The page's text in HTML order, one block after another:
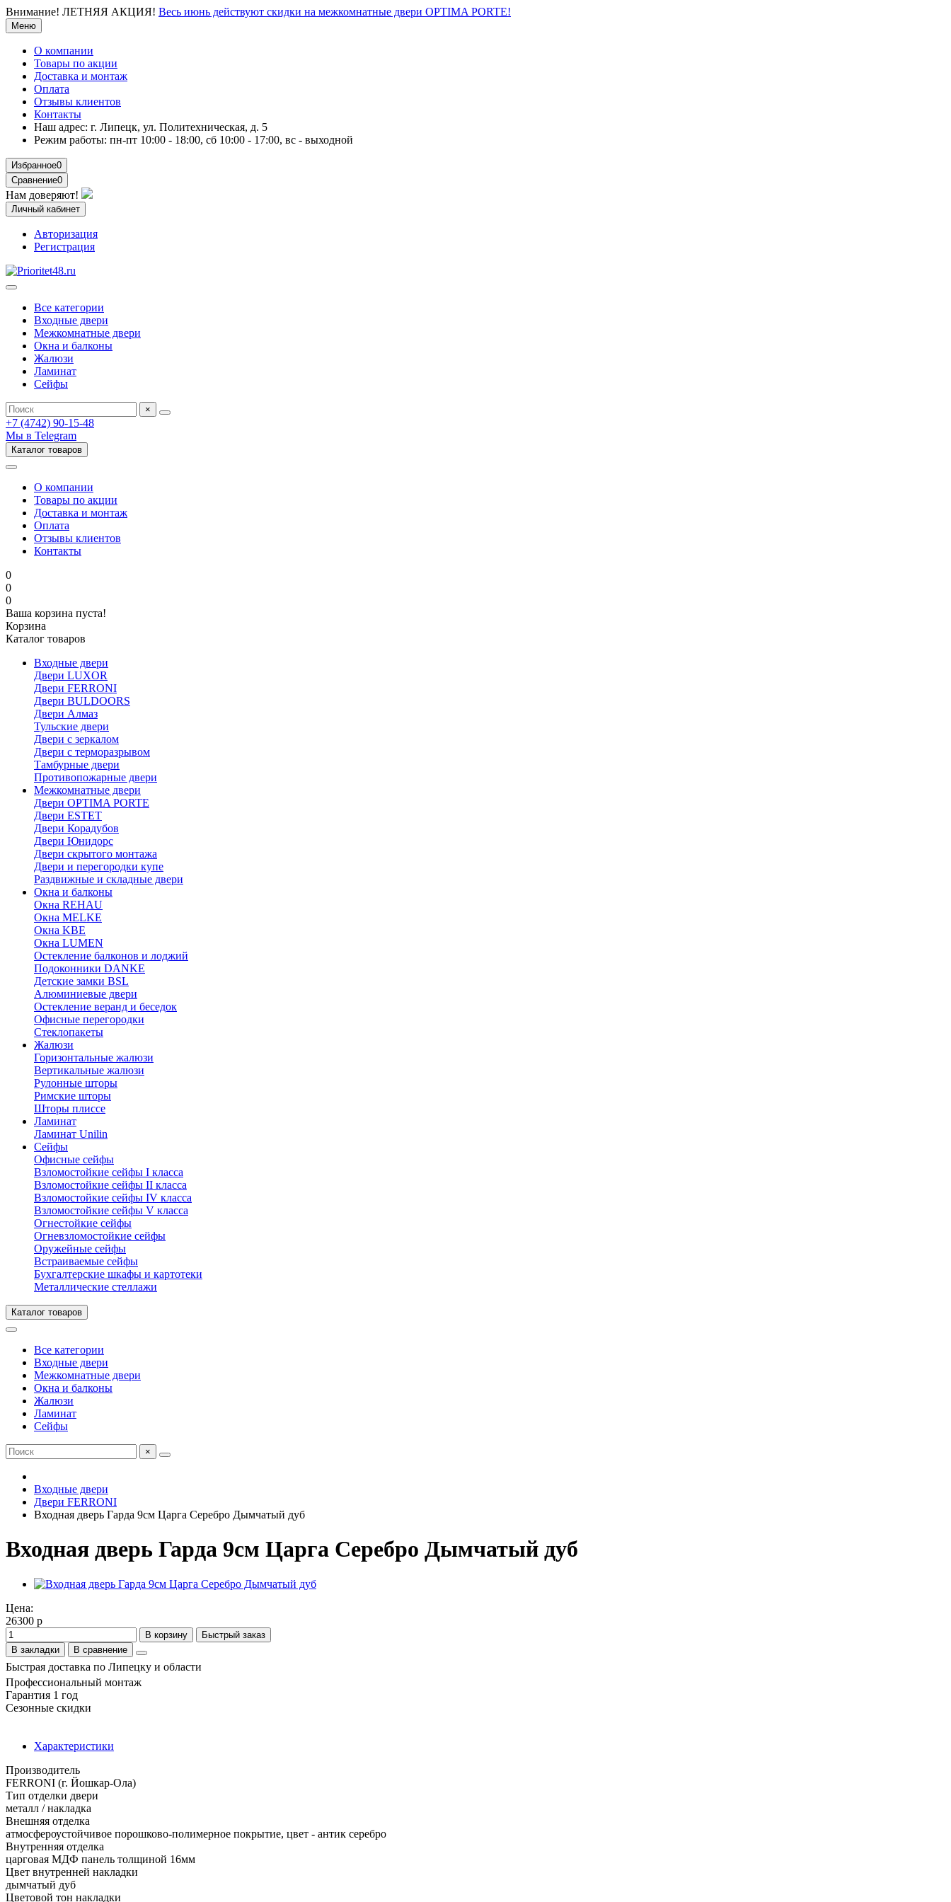
Внимание! ЛЕТНЯЯ АКЦИЯ! Весь июнь действуют скидки на межкомнатные двери OPTIMA PORTE!
Меню
О компании
Товары по акции
Доставка и монтаж
Оплата
Отзывы клиентов
Контакты
Наш адрес: г. Липецк, ул. Политехническая, д. 5
Режим работы: пн-пт 10:00 - 18:00, сб 10:00 - 17:00, вс - выходной
Избранное0
Сравнение0
Нам доверяют!
Личный кабинет
Авторизация
Регистрация
Все категории
Входные двери
Межкомнатные двери
Окна и балконы
Жалюзи
Ламинат
Сейфы
×
+7 (4742) 90-15-48
Мы в Telegram
Каталог товаров
О компании
Товары по акции
Доставка и монтаж
Оплата
Отзывы клиентов
Контакты
0
0
0
Ваша корзина пуста!
Корзина
Каталог товаров
Входные двери
Двери LUXOR
Двери FERRONI
Двери BULDOORS
Двери Алмаз
Тульские двери
Двери с зеркалом
Двери с терморазрывом
Тамбурные двери
Противопожарные двери
Межкомнатные двери
Двери OPTIMA PORTE
Двери ESTET
Двери Корадубов
Двери Юнидорс
Двери скрытого монтажа
Двери и перегородки купе
Раздвижные и складные двери
Окна и балконы
Окна REHAU
Окна MELKE
Окна KBE
Окна LUMEN
Остекление балконов и лоджий
Подоконники DANKE
Детские замки BSL
Алюминиевые двери
Остекление веранд и беседок
Офисные перегородки
Стеклопакеты
Жалюзи
Горизонтальные жалюзи
Вертикальные жалюзи
Рулонные шторы
Римские шторы
Шторы плиссе
Ламинат
Ламинат Unilin
Сейфы
Офисные сейфы
Взломостойкие сейфы I класса
Взломостойкие сейфы II класса
Взломостойкие сейфы IV класса
Взломостойкие сейфы V класса
Огнестойкие сейфы
Огневзломостойкие сейфы
Оружейные сейфы
Встраиваемые сейфы
Бухгалтерские шкафы и картотеки
Металлические стеллажи
Каталог товаров
Все категории
Входные двери
Межкомнатные двери
Окна и балконы
Жалюзи
Ламинат
Сейфы
×
Входные двери
Двери FERRONI
Входная дверь Гарда 9см Царга Серебро Дымчатый дуб
Входная дверь Гарда 9см Царга Серебро Дымчатый дуб
Цена:
26300 р
В корзину
Быстрый заказ
В закладки
В сравнение
Быстрая доставка по Липецку и области
Профессиональный монтаж
Гарантия 1 год
Сезонные скидки
Характеристики
Производитель
FERRONI (г. Йошкар-Ола)
Тип отделки двери
металл / накладка
Внешняя отделка
атмосфероустойчивое порошково-полимерное покрытие, цвет - антик серебро
Внутренняя отделка
царговая МДФ панель толщиной 16мм
Цвет внутренней накладки
дымчатый дуб
Цветовой тон накладки